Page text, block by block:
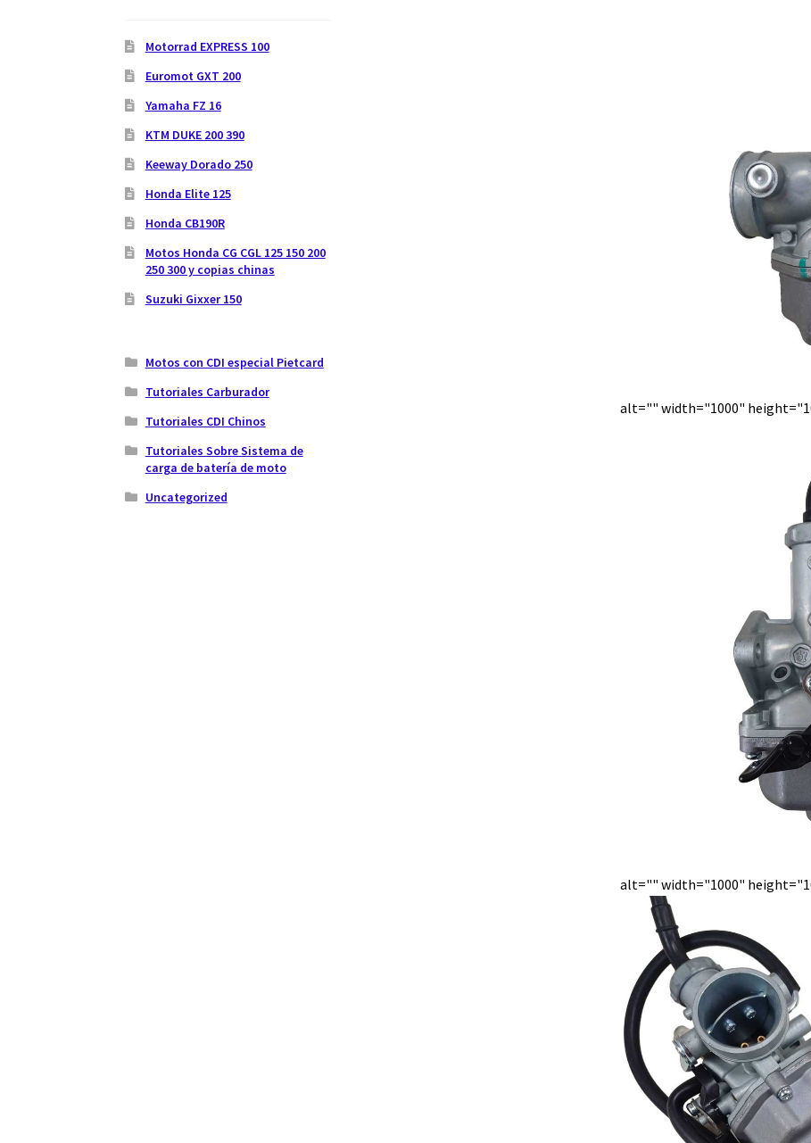
alt="" width="1000"
alt="" width="1000"
Motorrad EXPRESS 100
Euromot GXT 200
Yamaha FZ 16
KTM DUKE 200 390
Keeway Dorado 250
Honda Elite 125
Honda CB190R
Motos Honda CG CGL 125 150 200
250 300 y copias chinas
Suzuki Gixxer 150
Motos con CDI especial Pietcard
Tutoriales Carburador
Tutoriales CDI Chinos
Tutoriales Sobre Sistema de
carga de batería de moto
Uncategorized